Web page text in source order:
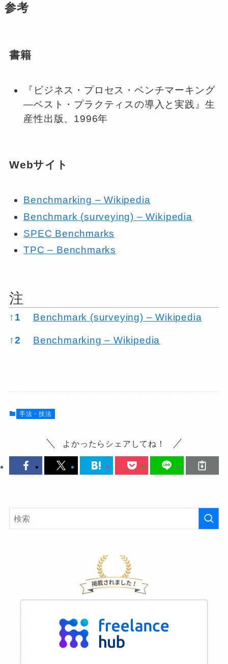
参考
書籍
『ビジネス・プロセス・ベンチマーキング
―ベスト・プラクティスの導入と実践』生
産性出版、1996年
Webサイト
Benchmarking – Wikipedia
Benchmark (surveying) – Wikipedia
SPEC Benchmarks
TPC – Benchmarks
注
注
↑ 1 Benchmark (surveying) – Wikipedia
↑2 Benchmarking – Wikipedia
手法・技法
よかったらシェアしてね！